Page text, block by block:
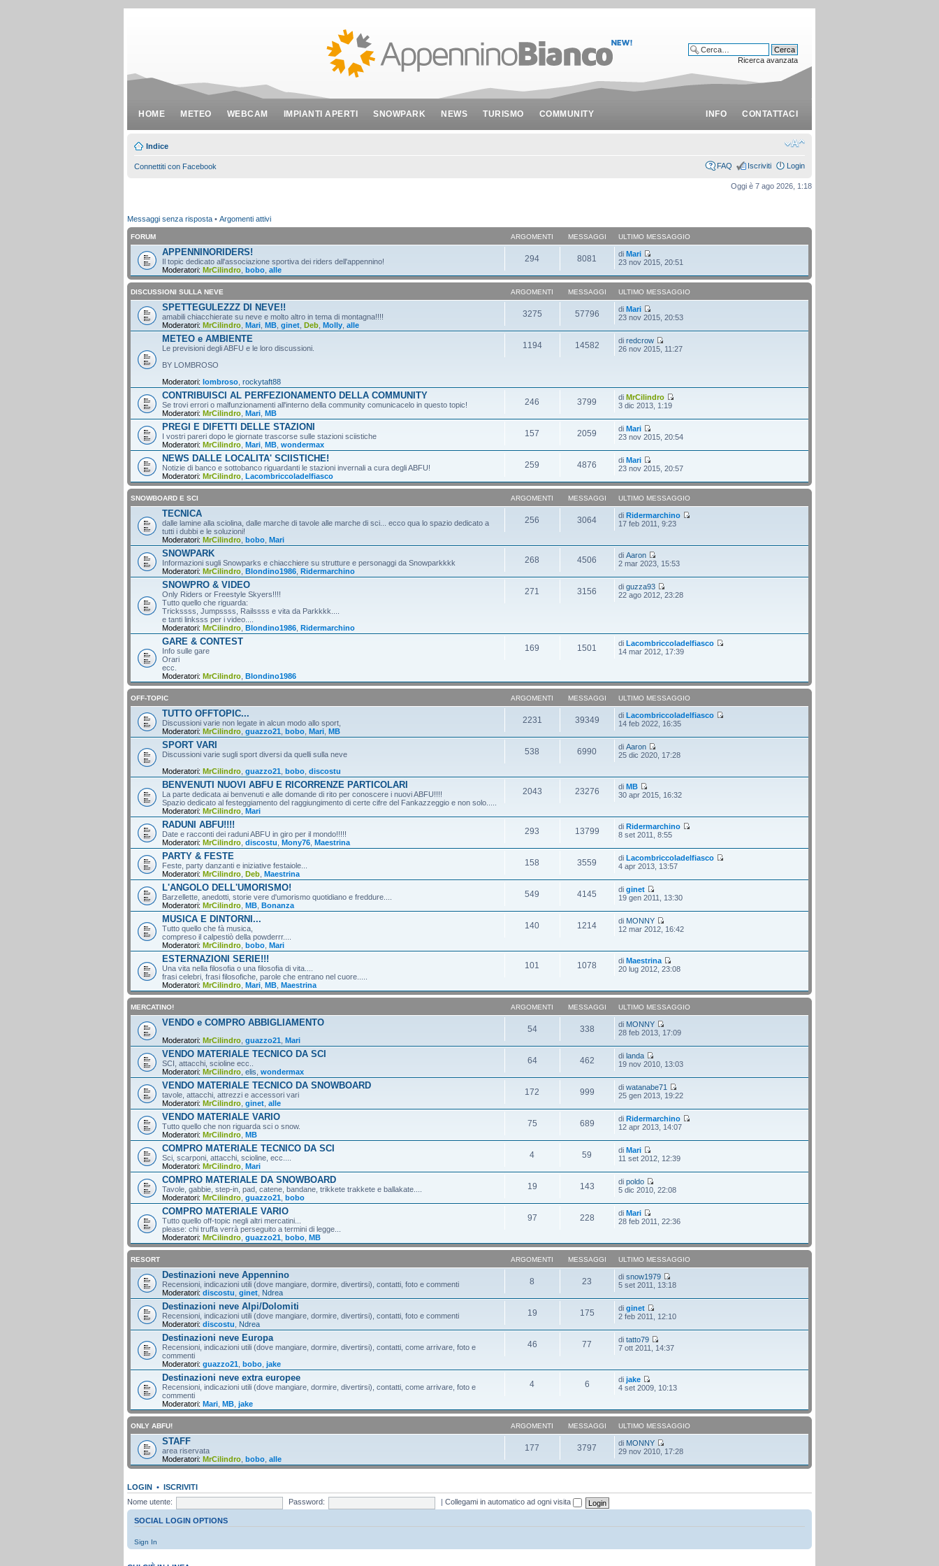
HOME METEO WEBCAM IMPIANTI APERTI SNOWPARK NEWS TURISMO COMMUNITY INFO CONTATTACI
Ricerca avanzata
Indice
Connettiti con Facebook FAQ Iscriviti Login
Oggi è 7 ago 2026, 1:18
Messaggi senza risposta • Argomenti attivi
FORUM ARGOMENTI MESSAGGI ULTIMO MESSAGGIO
APPENNINORIDERS!
Il topic dedicato all'associazione sportiva dei riders dell'appennino!
Moderatori: MrCilindro bobo alle
294 8081 diMari
23 nov 2015, 20:51
DISCUSSIONI SULLA NEVE ARGOMENTI MESSAGGI ULTIMO MESSAGGIO
SPETTEGULEZZZ DI NEVE!!
amabili chiacchierate su neve e molto altro in tema di montagna!!!!
Moderatori: MrCilindro Mari MB ginet Deb Molly alle
3275 57796 diMari
23 nov 2015, 20:53
METEO e AMBIENTE
Le previsioni degli ABFU e le loro discussioni.
BY LOMBROSO
Moderatori: lombroso rockytaft88
1194 14582 diredcrow
26 nov 2015, 11:27
CONTRIBUISCI AL PERFEZIONAMENTO DELLA COMMUNITY
Se trovi errori o malfunzionamenti all'interno della community comunicacelo in questo topic!
Moderatori: MrCilindro Mari MB
246 3799 diMrCilindro
3 dic 2013, 1:19
PREGI E DIFETTI DELLE STAZIONI
I vostri pareri dopo le giornate trascorse sulle stazioni sciistiche
Moderatori: MrCilindro Mari MB wondermax
157 2059 diMari
23 nov 2015, 20:54
NEWS DALLE LOCALITA' SCIISTICHE!
Notizie di banco e sottobanco riguardanti le stazioni invernali a cura degli ABFU!
Moderatori: MrCilindro Lacombriccoladelfiasco
259 4876 diMari
23 nov 2015, 20:57
SNOWBOARD E SCI ARGOMENTI MESSAGGI ULTIMO MESSAGGIO
TECNICA
dalle lamine alla sciolina, dalle marche di tavole alle marche di sci... ecco qua lo spazio dedicato a
tutti i dubbi e le soluzioni!
Moderatori: MrCilindro bobo Mari
256 3064 diRidermarchino
17 feb 2011, 9:23
SNOWPARK
Informazioni sugli Snowparks e chiacchiere su strutture e personaggi da Snowparkkkk
Moderatori: MrCilindro Blondino1986 Ridermarchino
268 4506 diAaron
2 mar 2023, 15:53
SNOWPRO & VIDEO
Only Riders or Freestyle Skyers!!!!
Tutto quello che riguarda:
Trickssss, Jumpssss, Railssss e vita da Parkkkk....
e tanti linksss per i video....
Moderatori: MrCilindro Blondino1986 Ridermarchino
271 3156 diguzza93
22 ago 2012, 23:28
GARE & CONTEST
Info sulle gare
Orari
ecc.
Moderatori: MrCilindro Blondino1986
169 1501 diLacombriccoladelfiasco
14 mar 2012, 17:39
OFF-TOPIC ARGOMENTI MESSAGGI ULTIMO MESSAGGIO
TUTTO OFFTOPIC...
Discussioni varie non legate in alcun modo allo sport,
Moderatori: MrCilindro guazzo21 bobo Mari MB
2231 39349 diLacombriccoladelfiasco
14 feb 2022, 16:35
SPORT VARI
Discussioni varie sugli sport diversi da quelli sulla neve
Moderatori: MrCilindro guazzo21 bobo discostu
538 6990 diAaron
25 dic 2020, 17:28
BENVENUTI NUOVI ABFU E RICORRENZE PARTICOLARI
La parte dedicata ai benvenuti e alle domande di rito per conoscere i nuovi ABFU!!!!
Spazio dedicato al festeggiamento del raggiungimento di certe cifre del Fankazzeggio e non solo.....
Moderatori: MrCilindro Mari
2043 23276 diMB
30 apr 2015, 16:32
RADUNI ABFU!!!!
Date e racconti dei raduni ABFU in giro per il mondo!!!!!
Moderatori: MrCilindro discostu Mony76 Maestrina
293 13799 diRidermarchino
8 set 2011, 8:55
PARTY & FESTE
Feste, party danzanti e iniziative festaiole...
Moderatori: MrCilindro Deb Maestrina
158 3559 diLacombriccoladelfiasco
4 apr 2013, 13:57
L'ANGOLO DELL'UMORISMO!
Barzellette, anedotti, storie vere d'umorismo quotidiano e freddure....
Moderatori: MrCilindro MB Bonanza
549 4145 diginet
19 gen 2011, 13:30
MUSICA E DINTORNI...
Tutto quello che fà musica,
compreso il calpestiò della powderrr....
Moderatori: MrCilindro bobo Mari
140 1214 di MONNY
12 mar 2012, 16:42
ESTERNAZIONI SERIE!!!
Una vita nella filosofia o una filosofia di vita....
frasi celebri, frasi filosofiche, parole che entrano nel cuore.....
Moderatori: MrCilindro Mari MB Maestrina
101 1078 diMaestrina
20 lug 2012, 23:08
MERCATINO! ARGOMENTI MESSAGGI ULTIMO MESSAGGIO
VENDO e COMPRO ABBIGLIAMENTO
Moderatori: MrCilindro guazzo21 Mari
54 338 di MONNY
28 feb 2013, 17:09
VENDO MATERIALE TECNICO DA SCI
SCI, attacchi, scioline ecc..
Moderatori: MrCilindro elis wondermax
64 462 dilanda
19 nov 2010, 13:03
VENDO MATERIALE TECNICO DA SNOWBOARD
tavole, attacchi, attrezzi e accessori vari
Moderatori: MrCilindro ginet alle
172 999 diwatanabe71
25 gen 2013, 19:22
VENDO MATERIALE VARIO
Tutto quello che non riguarda sci o snow.
Moderatori: MrCilindro MB
75 689 diRidermarchino
12 apr 2013, 14:07
COMPRO MATERIALE TECNICO DA SCI
Sci, scarponi, attacchi, scioline, ecc....
Moderatori: MrCilindro Mari
4 59 diMari
11 set 2012, 12:39
COMPRO MATERIALE DA SNOWBOARD
Tavole, gabbie, step-in, pad, catene, bandane, trikkete trakkete e ballakate....
Moderatori: MrCilindro guazzo21 bobo
19 143 dipoldo
5 dic 2010, 22:08
COMPRO MATERIALE VARIO
Tutto quello off-topic negli altri mercatini...
please: chi truffa verrà perseguito a termini di legge...
Moderatori: MrCilindro guazzo21 bobo MB
97 228 diMari
28 feb 2011, 22:36
RESORT ARGOMENTI MESSAGGI ULTIMO MESSAGGIO
Destinazioni neve Appennino
Recensioni, indicazioni utili (dove mangiare, dormire, divertirsi), contatti, foto e commenti
Moderatori: discostu ginet Ndrea
8 23 disnow1979
5 set 2011, 13:18
Destinazioni neve Alpi/Dolomiti
Recensioni, indicazioni utili (dove mangiare, dormire, divertirsi), contatti, foto e commenti
Moderatori: discostu Ndrea
19 175 diginet
2 feb 2011, 12:10
Destinazioni neve Europa
Recensioni, indicazioni utili (dove mangiare, dormire, divertirsi), contatti, come arrivare, foto e
commenti
Moderatori: guazzo21 bobo jake
46 77 ditatto79
7 ott 2011, 14:37
Destinazioni neve extra europee
Recensioni, indicazioni utili (dove mangiare, dormire, divertirsi), contatti, come arrivare, foto e
commenti
Moderatori: Mari MB jake
4 6 dijake
4 set 2009, 10:13
ONLY ABFU! ARGOMENTI MESSAGGI ULTIMO MESSAGGIO
STAFF
area riservata
Moderatori: MrCilindro bobo alle
177 3797 di MONNY
29 nov 2010, 17:28
LOGIN • ISCRIVITI
Nome utente:
Password: Collegami in automatico ad ogni visita
SOCIAL LOGIN OPTIONS
Sign In